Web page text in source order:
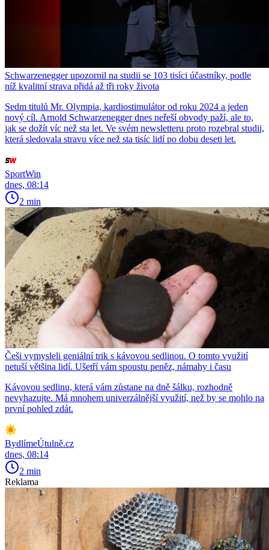
Schwarzenegger upozornil na studii se 103 tisíci účastníky, podle
níž kvalitní strava přidá až tři roky života
Sedm titulů Mr. Olympia, kardiostimulátor od roku 2024 a jeden
nový cíl. Arnold Schwarzenegger dnes neřeší obvody paží, ale to,
jak se dožít víc než sta let. Ve svém newsletteru proto rozebral studii,
která sledovala stravu více než sta tisíc lidí po dobu deseti let.
SportWin
dnes, 08:14
2 min
Češi vymysleli geniální trik s kávovou sedlinou. O tomto využití
netuší většina lidí. Ušetří vám spoustu peněz, námahy i času
Kávovou sedlinu, která vám zůstane na dně šálku, rozhodně
nevyhazujte. Má mnohem univerzálnější využití, než by se mohlo na
první pohled zdát.
BydlímeÚtulně.cz
dnes, 08:14
2 min
Reklama